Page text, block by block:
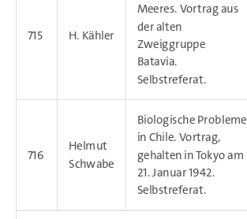
715 H. Kähler
Meeres. Vortrag aus
der alten
Zweiggruppe
Batavia.
Selbstreferat.
716
Helmut
Schwabe
Biologische Probleme
in Chile. Vortrag,
gehalten in Tokyo am
21. Januar 1942.
Selbstreferat.